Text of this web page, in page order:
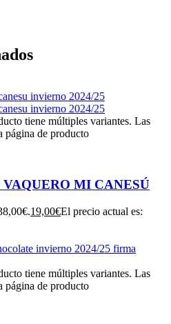
tiene múltiples variantes. Las
página de producto
MI CANESÚ
19,00€El precio actual es:
tiene múltiples variantes. Las
página de producto